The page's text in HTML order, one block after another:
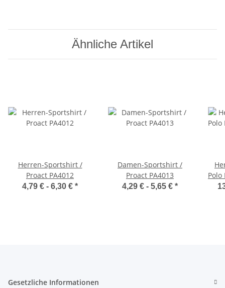
Ähnliche Artikel
Herren-Sportshirt /
Proact PA4012
4,79 € - 6,30 € *
Damen-Sportshirt /
Proact PA4013
4,29 € - 5,65 € *
Polo
Gesetzliche Informationen